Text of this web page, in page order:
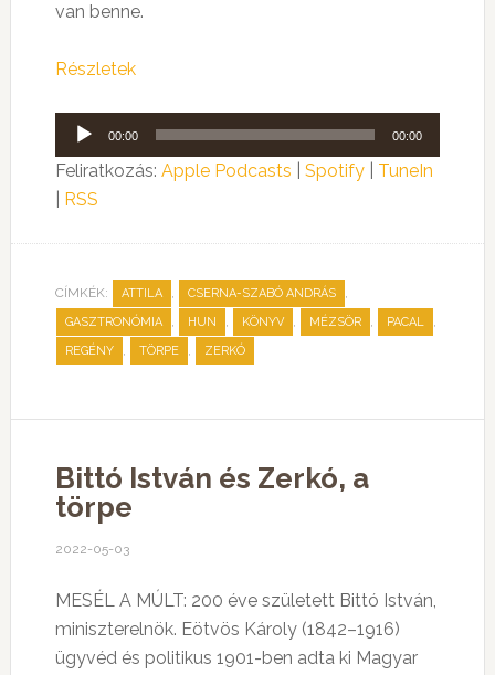
van benne.
Részletek
Audió
lejátszó
00:00 00:00
Feliratkozás: Apple Podcasts Spotify| TuneIn
RSS
CÍMKÉK: ATTILA , CSERNA-SZABÓ ANDRÁS ,
GASZTRONÓMIA , HUN , KÖNYV , MÉZSÖR , PACAL ,
REGÉNY , TÖRPE , ZERKÓ
Bittó István és Zerkó, a
törpe
2022-05-03
MESÉL A MÚLT: 200 éve született Bittó István,
miniszterelnök. Eötvös Károly (1842–1916)
ügyvéd és politikus 1901-ben adta ki Magyar